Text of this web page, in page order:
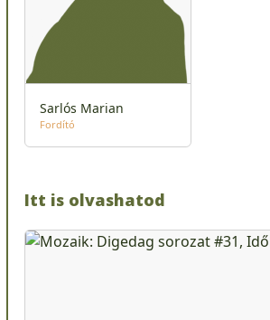
Sarlós Marian
Fordító
Itt is olvashatod